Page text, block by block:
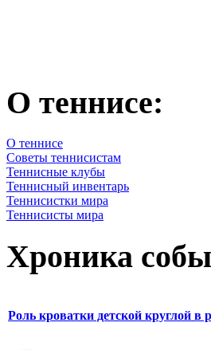
О теннисе:
О теннисе
Советы теннисистам
Теннисные клубы
Теннисный инвентарь
Теннисистки мира
Теннисисты мира
Хроника
Роль кроватки детской круглой в